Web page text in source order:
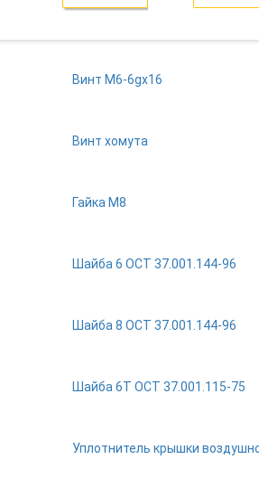
Винт М6-6gх16
Винт хомута
Гайка М8
Шайба 6 ОСТ 37.001.144-96
Шайба 8 ОСТ 37.001.144-96
Шайба 6Т ОСТ 37.001.115-75
Уплотнитель крышки